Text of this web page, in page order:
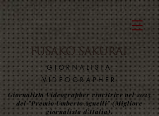
​GIORNALISTA
VIDEOGRAPHER
Giornalista Videographer vincitrice nel 2023
del "Premio Umberto Agnelli" (Migliore
giornalista d'Italia).